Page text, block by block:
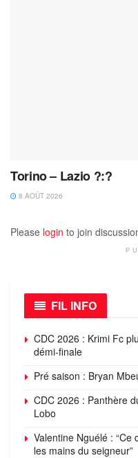
Torino – Lazio ?:?
8 AOÛT 2026
Please login to join
FIL INFO
CDC 2026 : Krimi Fc
démi-finale
Pré saison : Bryan
CDC 2026 : Panthère
Lobo
Valentine Nguélé :
les mains du seigneur”